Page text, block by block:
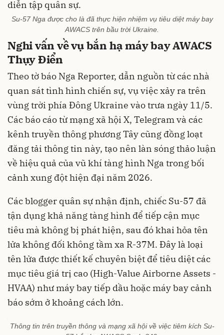
Su-57 Nga được cho là đã thực hiện nhiệm vụ tiêu diệt máy bay
AWACS trên bầu trời Ukraine.
Nghi vấn về vụ bắn hạ máy bay AWACS
Thụy Điển
Theo tờ báo Nga Reporter, dẫn nguồn từ các nhà
quan sát tình hình chiến sự, vụ việc xảy ra trên
vùng trời phía Đông Ukraine vào trưa ngày 11/5.
Các báo cáo từ mạng xã hội X, Telegram và các
kênh truyền thông phương Tây cũng đồng loạt
đăng tải thông tin này, tạo nên làn sóng thảo luận
về hiệu quả của vũ khí tàng hình Nga trong bối
cảnh xung đột hiện đại năm 2026.
Các blogger quân sự nhận định, chiếc Su-57 đã
tận dụng khả năng tàng hình để tiếp cận mục
tiêu mà không bị phát hiện, sau đó khai hỏa tên
lửa không đối không tầm xa R-37M. Đây là loại
tên lửa được thiết kế chuyên biệt để tiêu diệt các
mục tiêu giá trị cao (High-Value Airborne Assets -
HVAA) như máy bay tiếp dầu hoặc máy bay cảnh
báo sớm ở khoảng cách lớn.
Thông tin trên truyền thông và mạng xã hội về việc tiêm kích Su-